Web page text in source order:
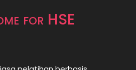
for HSE